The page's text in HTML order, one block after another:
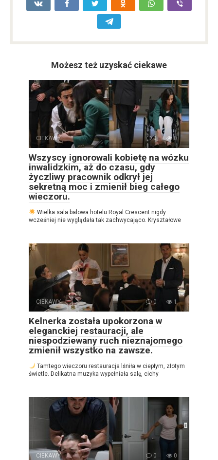
Możesz też uzyskać ciekawe
CIEKAWY 0 0
Wszyscy ignorowali kobietę na wózku
inwalidzkim, aż do czasu, gdy
życzliwy pracownik odkrył jej
sekretną moc i zmienił bieg całego
wieczoru.
Wielka sala balowa hotelu Royal Crescent nigdy
wcześniej nie wyglądała tak zachwycająco. Kryształowe
CIEKAWY 0 1
Kelnerka została upokorzona w
eleganckiej restauracji, ale
niespodziewany ruch nieznajomego
zmienił wszystko na zawsze.
Tamtego wieczoru restauracja lśniła w ciepłym, złotym
świetle. Delikatna muzyka wypełniała salę, cichy
CIEKAWY 0 0